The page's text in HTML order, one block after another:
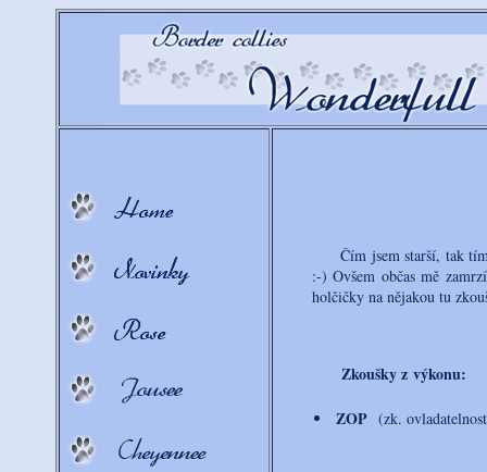
Čím jsem starší, tak tím
:-) Ovšem občas mě
holčičky na nějakou tu
Zkoušky z výkonu:
ZOP(zk.